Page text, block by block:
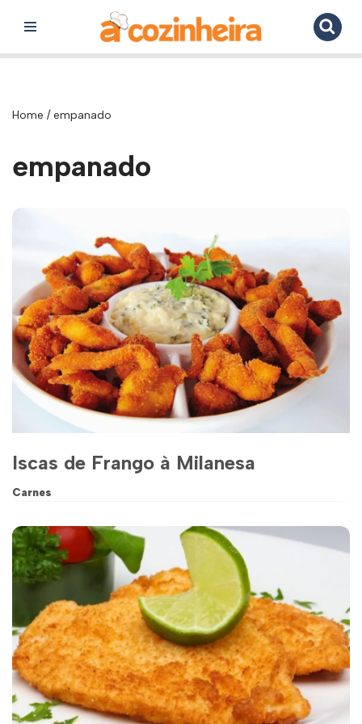
para
Home /empanado
empanado
Iscas de Frango à Milanesa
Carnes